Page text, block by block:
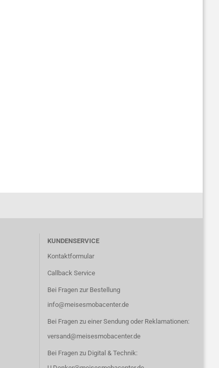
KUNDENSERVICE
Kontaktformular
Callback Service
Bei Fragen zur Bestellung
info@meisesmobacenter.de
Bei Fragen zu einer Sendung oder Reklamationen:
versand@meisesmobacenter.de
Bei Fragen zu Digital & Technik: